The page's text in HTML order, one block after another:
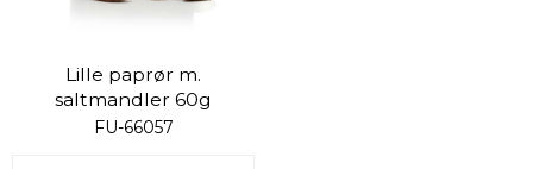
Lille paprør m.
saltmandler 60g
FU-66057